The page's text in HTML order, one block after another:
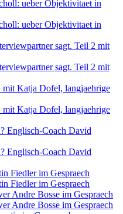
ueber Objektivitaet in
ueber Objektivitaet in
sagt. Teil 2 mit
sagt. Teil 2 mit
Katja Dofel, langjaehrige
Katja Dofel, langjaehrige
Englisch-Coach David
Englisch-Coach David
Fiedler im Gespraech
Fiedler im Gespraech
Andre Bosse im Gespraech
Andre Bosse im Gespraech